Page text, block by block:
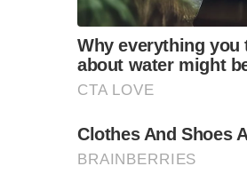
ข้อเสนอของพรรคประช
เป็นไปเพื่อประโยชน์ทาง
อื่น และต้องป้องกันการเ
รับการบำบัดด้วยกัญชา แ
ทั้งนี้ มีการระบุเหตุผลของ
สอดคล้องกับข้อเสนอดังนี้